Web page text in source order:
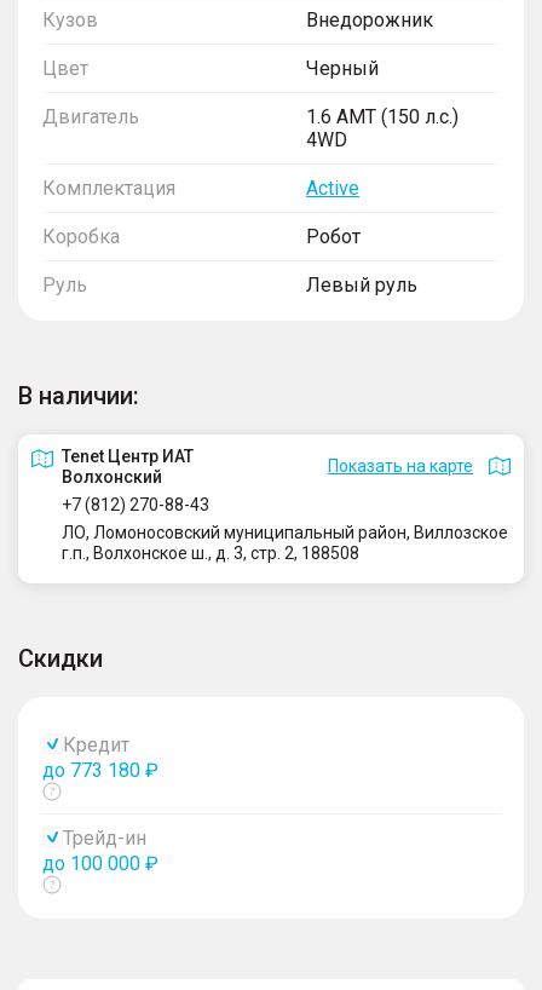
Кузов Внедорожник
Цвет Черный
Двигатель
1.6 AMT (150 л.с.)
4WD
Комплектация Active
Коробка Робот
Руль Левый руль
В наличии:
Tenet Центр ИАТ
Волхонский
Показать на карте
+7 (812) 270-88-43
ЛО, Ломоносовский муниципальный район, Виллозское
г.п., Волхонское ш., д. 3, стр. 2, 188508
Скидки
Кредит
до 773 180 ₽
Показать
Трейд-ин
до 100 000 ₽
Показать